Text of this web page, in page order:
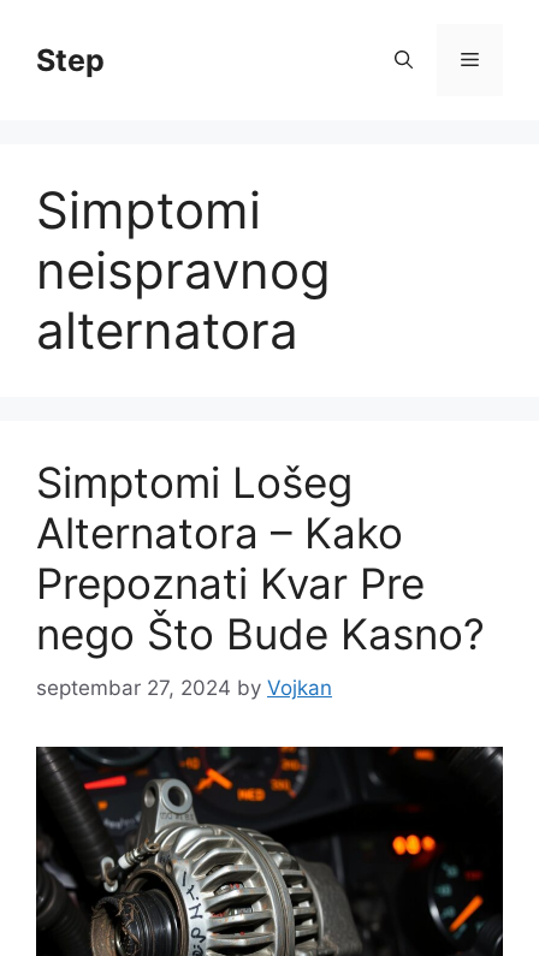
contentStep Menu
Simptomi
neispravnog
alternatora
Simptomi Lošeg
Alternatora – Kako
Prepoznati Kvar Pre
nego Što Bude Kasno?
septembar 27, 2024 by Vojkan